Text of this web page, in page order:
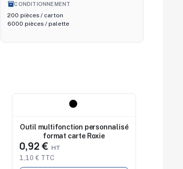
inventory_2
CONDITIONNEMENT
200 pièces / carton
6000 pièces / palette
Outil multifonction personnalisé
format carte Roxie
0,92 €
1,10 € TTC